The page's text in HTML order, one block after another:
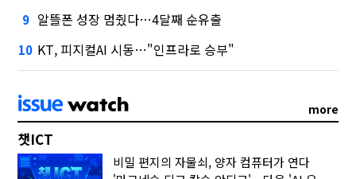
9 알뜰폰 성장 멈췄다…4달째 순유출
10 KT, 피지컬AI 시동…"인프라로 승부"
more
챗ICT
비밀 편지의 자물쇠, 양자 컴퓨터가 연다